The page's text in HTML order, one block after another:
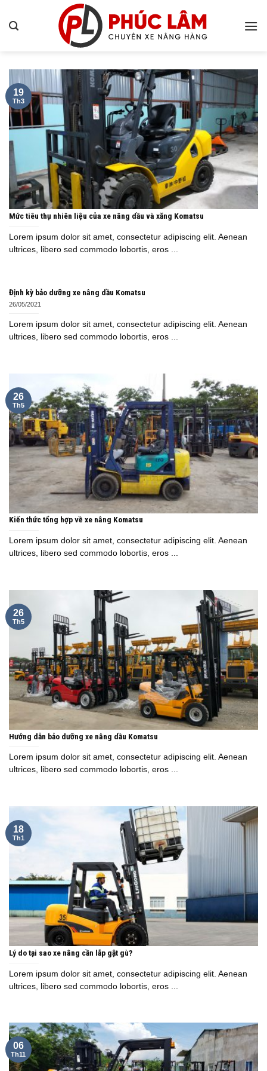
qua
Mức tiêu thụ nhiên liệu của xe nâng dầu và xăng Komatsu
Lorem ipsum dolor sit amet, consectetur adipiscing elit. Aenean
ultrices, libero sed commodo lobortis, eros ...
19
Th3
Định kỳ bảo dưỡng xe nâng dầu Komatsu
26/05/2021
Lorem ipsum dolor sit amet, consectetur adipiscing elit. Aenean
ultrices, libero sed commodo lobortis, eros ...
Kiến thức tổng hợp về xe nâng Komatsu
Lorem ipsum dolor sit amet, consectetur adipiscing elit. Aenean
ultrices, libero sed commodo lobortis, eros ...
26
Th5
Hướng dẫn bảo dưỡng xe nâng dầu Komatsu
Lorem ipsum dolor sit amet, consectetur adipiscing elit. Aenean
ultrices, libero sed commodo lobortis, eros ...
26
Th5
Lý do tại sao xe nâng cần lắp gật gù?
Lorem ipsum dolor sit amet, consectetur adipiscing elit. Aenean
ultrices, libero sed commodo lobortis, eros ...
18
Th1
06
Th11